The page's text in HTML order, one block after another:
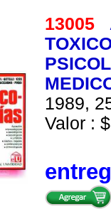
13005
1989,
Valor :